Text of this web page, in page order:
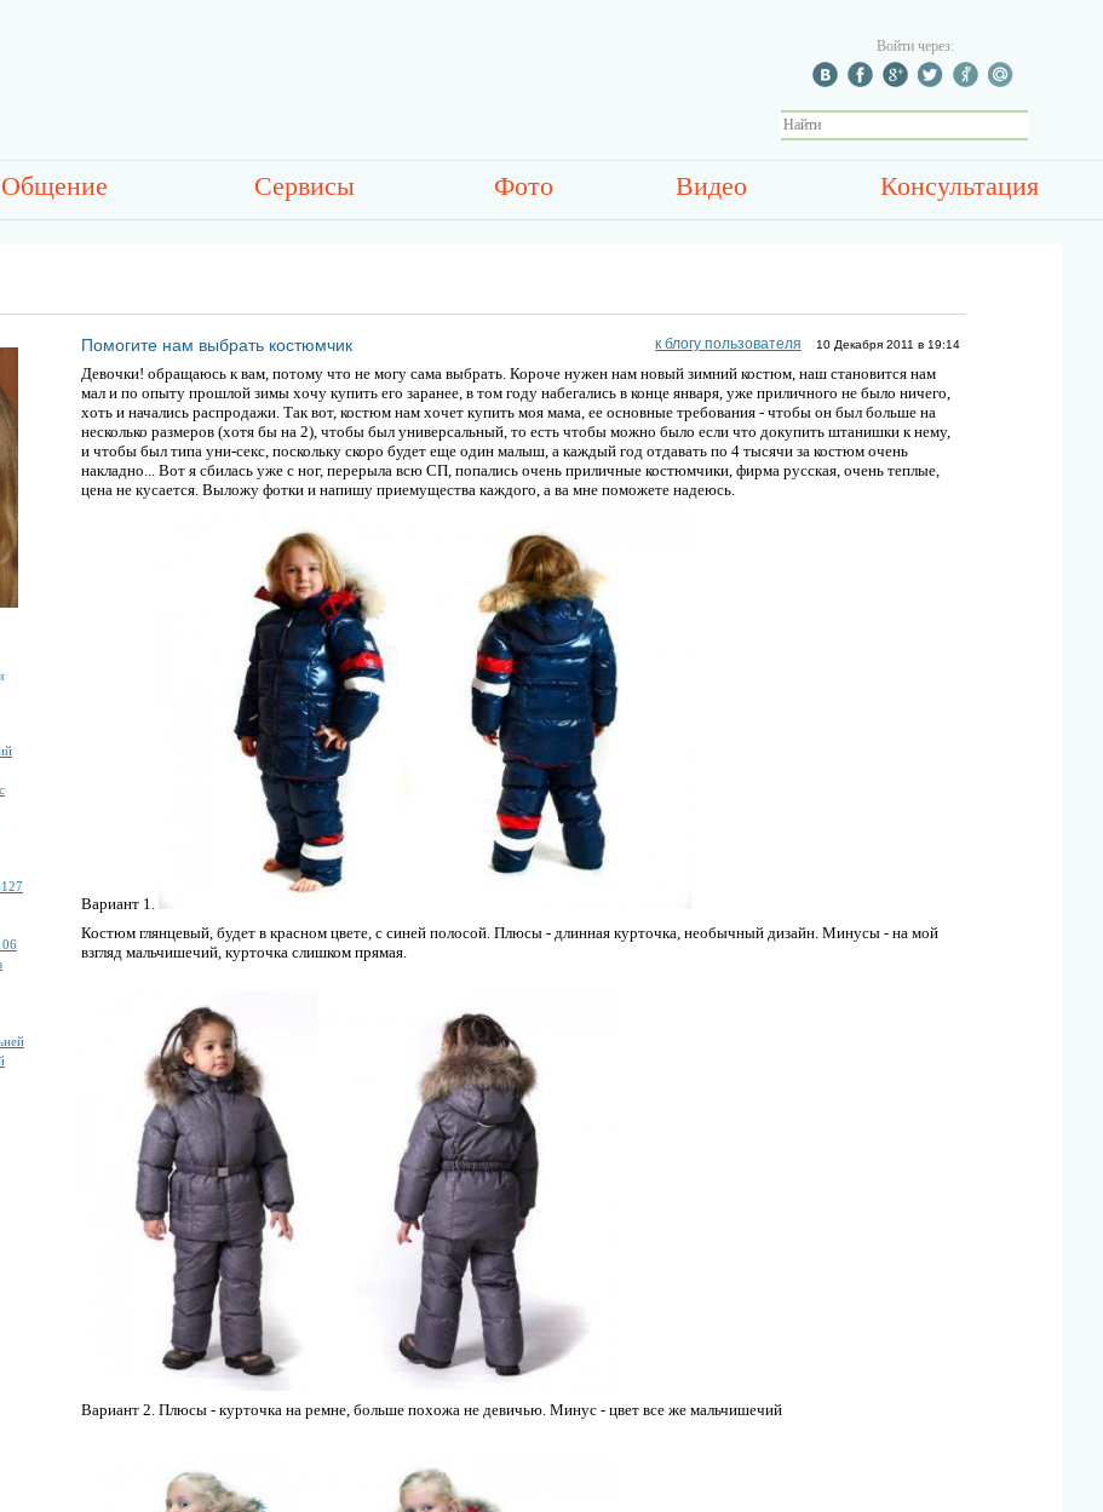
Войти через:
Общение Сервисы Фото Видео Консультация
Помогите нам выбрать костюмчик к блогу пользователя 10 Декабря 2011 в 19:14
Девочки! обращаюсь к вам, потому что не могу сама выбрать. Короче нужен нам новый зимний костюм, наш становится нам
мал и по опыту прошлой зимы хочу купить его заранее, в том году набегались в конце января, уже приличного не было ничего,
хоть и начались распродажи. Так вот, костюм нам хочет купить моя мама, ее основные требования - чтобы он был больше на
несколько размеров (хотя бы на 2), чтобы был универсальный, то есть чтобы можно было если что докупить штанишки к нему,
и чтобы был типа уни-секс, поскольку скоро будет еще один малыш, а каждый год отдавать по 4 тысячи за костюм очень
накладно... Вот я сбилась уже с ног, перерыла всю СП, попались очень приличные костюмчики, фирма русская, очень теплые,
цена не кусается. Выложу фотки и напишу приемущества каждого, а ва мне поможете надеюсь.
Вариант 1.
Костюм глянцевый, будет в красном цвете, с синей полосой. Плюсы - длинная курточка, необычный дизайн. Минусы - на мой
взгляд мальчишечий, курточка слишком прямая.
Вариант 2. Плюсы - курточка на ремне, больше похожа не девичью. Минус - цвет все же мальчишечий